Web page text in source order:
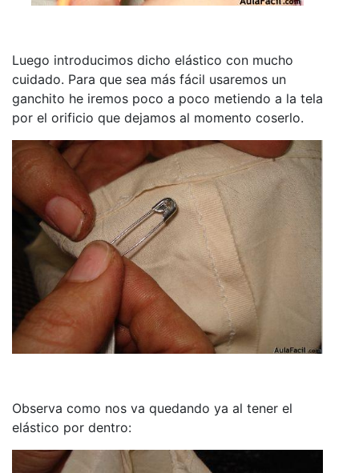
Luego introducimos dicho elástico con mucho
cuidado. Para que sea más fácil usaremos un
ganchito he iremos poco a poco metiendo a la tela
por el orificio que dejamos al momento coserlo.
Observa como nos va quedando ya al tener el
elástico por dentro: